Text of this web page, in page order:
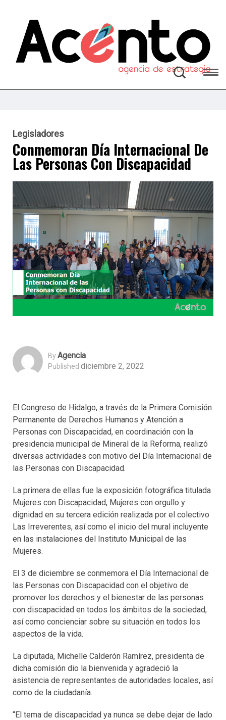
Legisladores
Conmemoran Día Internacional De
Las Personas Con Discapacidad
ByAgencia
Published diciembre 2, 2022
El Congreso de Hidalgo, a través de la Primera Comisión
Permanente de Derechos Humanos y Atención a
Personas con Discapacidad, en coordinación con la
presidencia municipal de Mineral de la Reforma, realizó
diversas actividades con motivo del Día Internacional de
las Personas con Discapacidad.
La primera de ellas fue la exposición fotográfica titulada
Mujeres con Discapacidad, Mujeres con orgullo y
dignidad en su tercera edición realizada por el colectivo
Las Irreverentes, así como el inicio del mural incluyente
en las instalaciones del Instituto Municipal de las
Mujeres.
El 3 de diciembre se conmemora el Día Internacional de
las Personas con Discapacidad con el objetivo de
promover los derechos y el bienestar de las personas
con discapacidad en todos los ámbitos de la sociedad,
así como concienciar sobre su situación en todos los
aspectos de la vida.
La diputada, Michelle Calderón Ramírez, presidenta de
dicha comisión dio la bienvenida y agradeció la
asistencia de representantes de autoridades locales, así
como de la ciudadanía.
“El tema de discapacidad ya nunca se debe dejar de lado